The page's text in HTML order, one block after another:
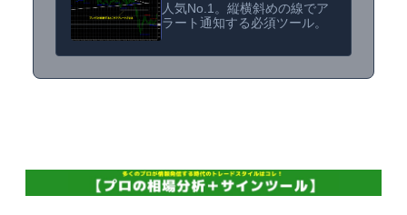
人気No.1。縦横斜めの線でア
ラート通知する必須ツール。